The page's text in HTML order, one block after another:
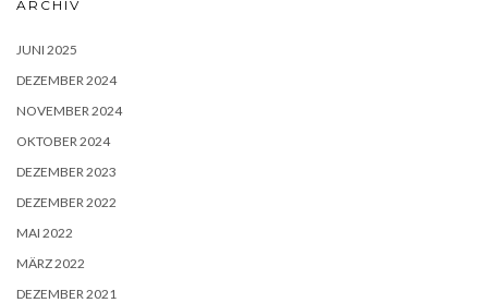
ARCHIV
JUNI 2025
DEZEMBER 2024
NOVEMBER 2024
OKTOBER 2024
DEZEMBER 2023
DEZEMBER 2022
MAI 2022
MÄRZ 2022
DEZEMBER 2021